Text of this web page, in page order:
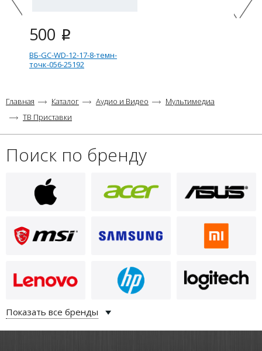
500 i
ВБ-GC-WD-12-17-8-темн-
точк-056-25192
ВБ-GC-WD-12-17-8-свет-точк-
Главная Каталог Аудио и Видео
Мультимедиа
ТВ Приставки
Поиск по бренду
Показать все бренды